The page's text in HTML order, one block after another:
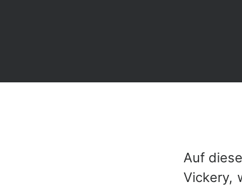
Auf
Vickery,